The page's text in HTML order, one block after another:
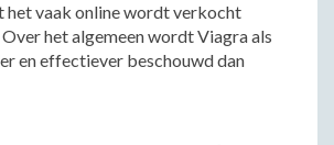
het vaak online wordt verkocht
het algemeen wordt Viagra als
en effectiever beschouwd dan